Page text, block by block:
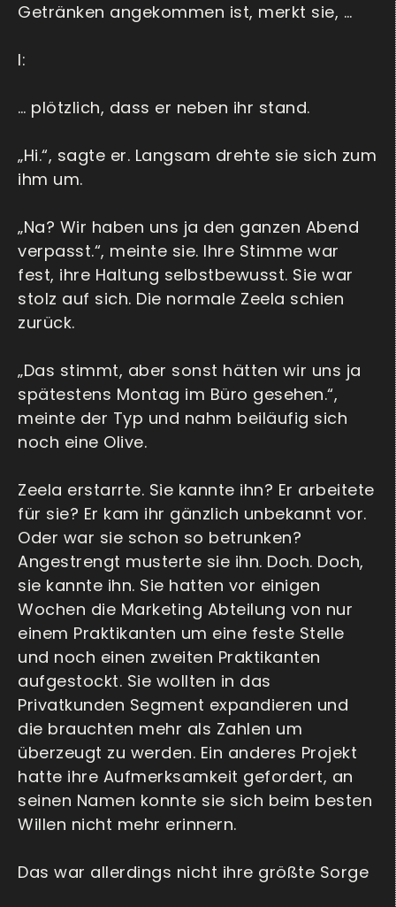
Getränken angekommen ist, merkt sie, …
I:
… plötzlich, dass er neben ihr stand.
„Hi.“, sagte er. Langsam drehte sie sich zum
ihm um.
„Na? Wir haben uns ja den ganzen Abend
verpasst.“, meinte sie. Ihre Stimme war
fest, ihre Haltung selbstbewusst. Sie war
stolz auf sich. Die normale Zeela schien
zurück.
„Das stimmt, aber sonst hätten wir uns ja
spätestens Montag im Büro gesehen.“,
meinte der Typ und nahm beiläufig sich
noch eine Olive.
Zeela erstarrte. Sie kannte ihn? Er arbeitete
für sie? Er kam ihr gänzlich unbekannt vor.
Oder war sie schon so betrunken?
Angestrengt musterte sie ihn. Doch. Doch,
sie kannte ihn. Sie hatten vor einigen
Wochen die Marketing Abteilung von nur
einem Praktikanten um eine feste Stelle
und noch einen zweiten Praktikanten
aufgestockt. Sie wollten in das
Privatkunden Segment expandieren und
die brauchten mehr als Zahlen um
überzeugt zu werden. Ein anderes Projekt
hatte ihre Aufmerksamkeit gefordert, an
seinen Namen konnte sie sich beim besten
Willen nicht mehr erinnern.
Das war allerdings nicht ihre größte Sorge